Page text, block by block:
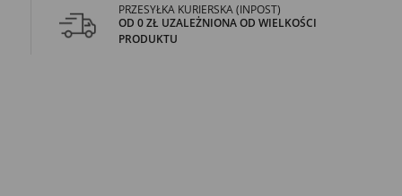
PRZESYŁKA KURIERSKA (INPOST)
OD 0 ZŁ UZALEŻNIONA OD WIELKOŚCI
PRODUKTU